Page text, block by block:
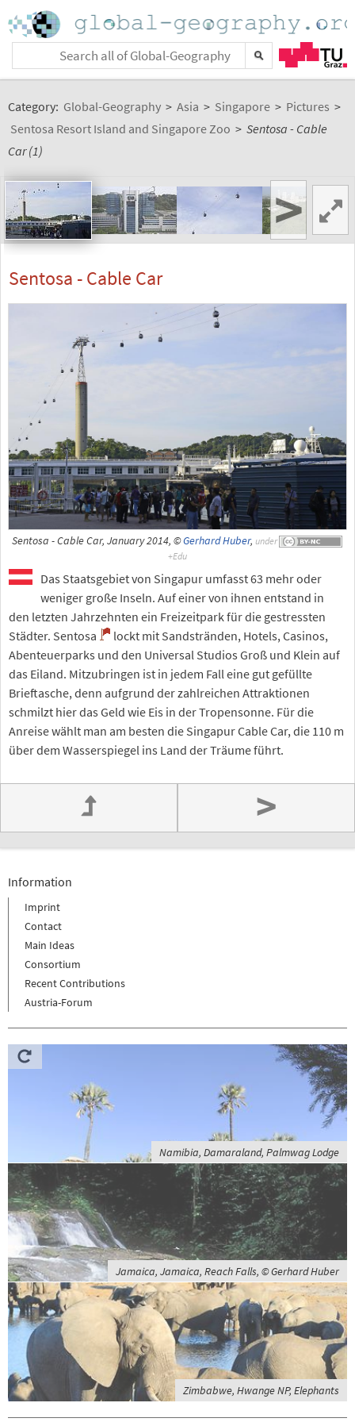
Category: Global-Geography > Asia > Singapore > Pictures >
Sentosa Resort Island and Singapore Zoo > Sentosa - Cable
Car (1)
>
Sentosa - Cable Car
Sentosa - Cable Car, January 2014, ©Gerhard Huber, under
Das Staatsgebiet von Singapur umfasst 63 mehr oder
weniger große Inseln. Auf einer von ihnen entstand in
den letzten Jahrzehnten ein Freizeitpark für die gestressten
Städter. Sentosa
lockt mit Sandstränden, Hotels, Casinos,
Abenteuerparks und den Universal Studios Groß und Klein auf
das Eiland. Mitzubringen ist in jedem Fall eine gut gefüllte
Brieftasche, denn aufgrund der zahlreichen Attraktionen
schmilzt hier das Geld wie Eis in der Tropensonne. Für die
Anreise wählt man am besten die Singapur Cable Car, die 110 m
über dem Wasserspiegel ins Land der Träume führt.
>
Information
Imprint
Contact
Main Ideas
Consortium
Recent Contributions
Austria-Forum
Namibia, Damaraland, Palmwag Lodge
Jamaica, Jamaica, Reach Falls, © Gerhard Huber
Zimbabwe, Hwange NP, Elephants